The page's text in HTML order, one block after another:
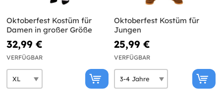
Oktoberfest Kostüm für
Damen in großer Größe
32,99 €
VERFÜGBAR
Oktoberfest Kostüm für
Jungen
25,99 €
VERFÜGBAR